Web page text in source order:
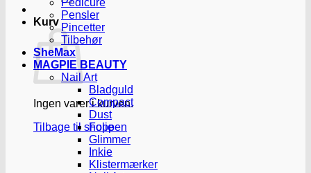
Kurv
Ingen varer i kurven.
Tilbage til shoppen
Pedicure
Pensler
Pincetter
Tilbehør
SheMax
MAGPIE BEAUTY
Nail Art
Bladguld
Compact
Dust
Folie
Glimmer
Inkie
Klistermærker